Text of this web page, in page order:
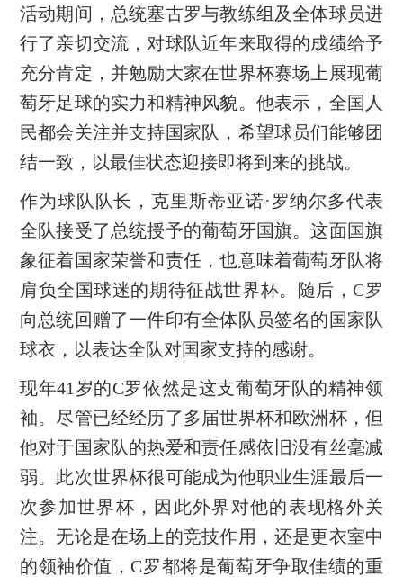
活动期间，总统塞古罗与教练组及全体球员进
行了亲切交流，对球队近年来取得的成绩给予
充分肯定，并勉励大家在世界杯赛场上展现葡
萄牙足球的实力和精神风貌。他表示，全国人
民都会关注并支持国家队，希望球员们能够团
结一致，以最佳状态迎接即将到来的挑战。
作为球队队长，克里斯蒂亚诺·罗纳尔多代表
全队接受了总统授予的葡萄牙国旗。这面国旗
象征着国家荣誉和责任，也意味着葡萄牙队将
肩负全国球迷的期待征战世界杯。随后，C罗
向总统回赠了一件印有全体队员签名的国家队
球衣，以表达全队对国家支持的感谢。
现年41岁的C罗依然是这支葡萄牙队的精神领
袖。尽管已经经历了多届世界杯和欧洲杯，但
他对于国家队的热爱和责任感依旧没有丝毫减
弱。此次世界杯很可能成为他职业生涯最后一
次参加世界杯，因此外界对他的表现格外关
注。无论是在场上的竞技作用，还是更衣室中
的领袖价值，C罗都将是葡萄牙争取佳绩的重